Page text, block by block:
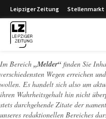
Leipziger Zeitung Stellenmarkt
Im Bereich „Melder“ finden Sie
verschiedensten Wegen erreichen
wollen. Es handelt sich also um
ihren Wahrheitsgehalt hin nicht
stets durchgehende Zitate der
unseres redaktionellen Bereiches